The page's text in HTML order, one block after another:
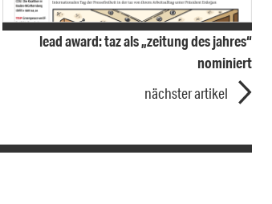
lead award: taz als „zeitung des jahres“
nominiert
nächster artikel